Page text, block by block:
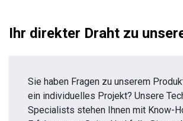
Ihr direkter Draht zu
Sie haben Fragen zu unserem
ein individuelles Projekt? Unsere
Specialists stehen Ihnen mit Know-